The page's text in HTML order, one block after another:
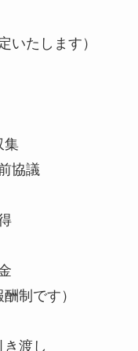
いたします）
集
協議
制です）
渡し